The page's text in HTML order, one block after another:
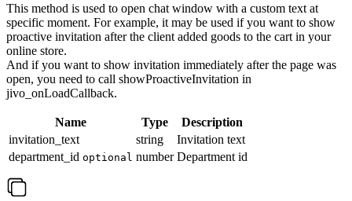
This method is used to open chat window with a custom text at
specific moment. For example, it may be used if you want to show
proactive invitation after the client added goods to the cart in your
online store.
And if you want to show invitation immediately after the page was
open, you need to call showProactiveInvitation in
jivo_onLoadCallback.
Name Type
Description
invitation_text
string
Invitation text
department_id optional number Department id